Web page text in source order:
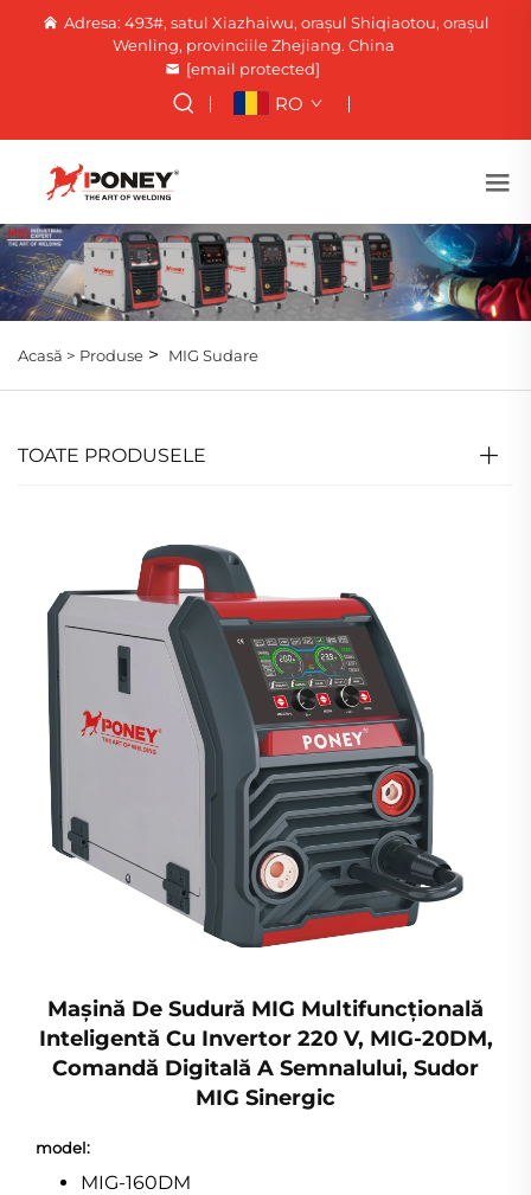
Adresa: 493#, satul Xiazhaiwu, orașul Shiqiaotou, orașul
Wenling, provinciile Zhejiang. China
[email protected]
RO
Acasă > Produse > MIG Sudare
TOATE PRODUSELE
Mașină De Sudură MIG Multifuncțională
Inteligentă Cu Invertor 220 V, MIG-20DM,
Comandă Digitală A Semnalului, Sudor
MIG Sinergic
model:
MIG-160DM